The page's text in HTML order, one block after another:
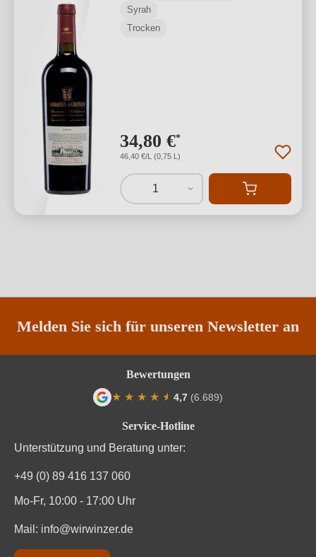
Syrah
Trocken
34,80 €*
46,40 €/L (0,75 L)
1
Melden Sie sich für unseren Newsletter an
Service-Hotline
Unterstützung und Beratung unter:
+49 (0) 89 416 137 060
Mo-Fr, 10:00 - 17:00 Uhr
Mail: info@wirwinzer.de
Bewertungen
★ ★ ★ ★ ★
★ 4,7 (6.689)